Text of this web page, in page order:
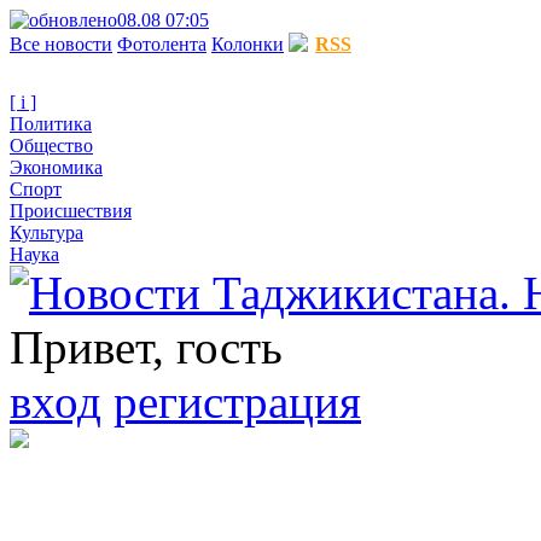
08.08 07:05
Все новости Фотолента Колонки RSS
[ i ]
Политика
Общество
Экономика
Спорт
Происшествия
Культура
Наука
Привет, гость
вход регистрация